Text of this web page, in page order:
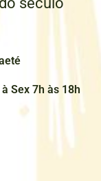
Sex 7h às 18h